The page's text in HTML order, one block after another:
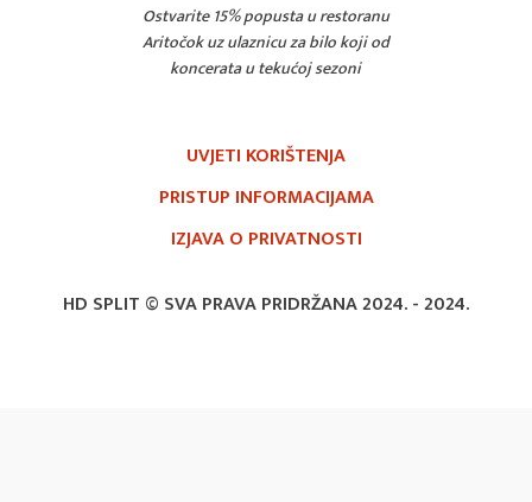
Ostvarite 15% popusta u restoranu
Aritočok uz ulaznicu za bilo koji od
koncerata u tekućoj sezoni
HD SPLIT © SVA PRAVA PRIDRŽANA 2024. -2024.
UVJETI KORIŠTENJA
PRISTUP INFORMACIJAMA
IZJAVA O PRIVATNOSTI